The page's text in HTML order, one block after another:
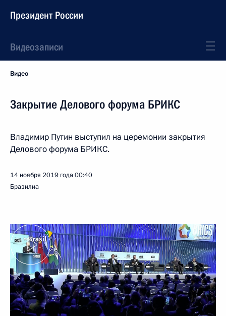
Президент России
Видеозаписи
Видео
Закрытие Делового форума БРИКС
Владимир Путин выступил на церемонии закрытия
Делового форума БРИКС.
14 ноября 2019 года00:40
Бразилиа